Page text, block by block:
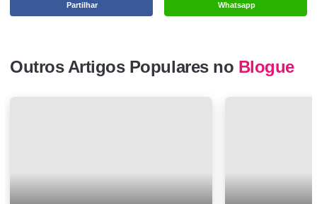
Whatsapp
Partilhar
Outros Artigos Populares no Blogue